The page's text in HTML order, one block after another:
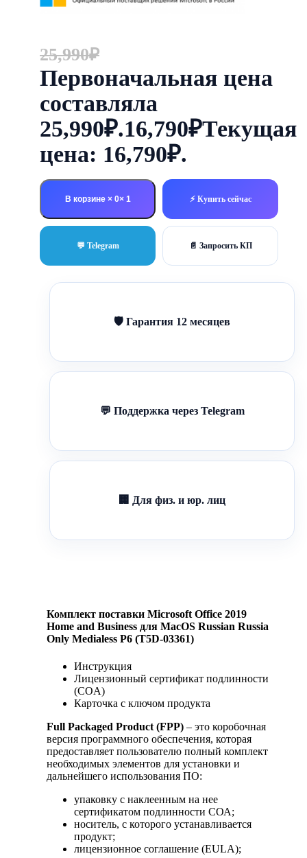
25,990₽
Первоначальная цена
составляла
25,990₽.16,790₽Текущая
цена: 16,790₽.
В корзине × 0 ⚡ Купить сейчас
💬 Telegram 📄 Запросить КП
🛡 Гарантия 12 месяцев
💬 Поддержка через Telegram
🏢 Для физ. и юр. лиц
Комплект поставки Microsoft Office 2019
Home and Business для MacOS Russian Russia
Only Medialess P6 (T5D-03361)
Инструкция
Лицензионный сертификат подлинности
(COA)
Карточка с ключом продукта
Full Packaged Product (FPP) – это коробочная
версия программного обеспечения, которая
предоставляет пользователю полный комплект
необходимых элементов для установки и
дальнейшего использования ПО:
упаковку с наклеенным на нее
сертификатом подлинности СОА;
носитель, с которого устанавливается
продукт;
лицензионное соглашение (EULA);